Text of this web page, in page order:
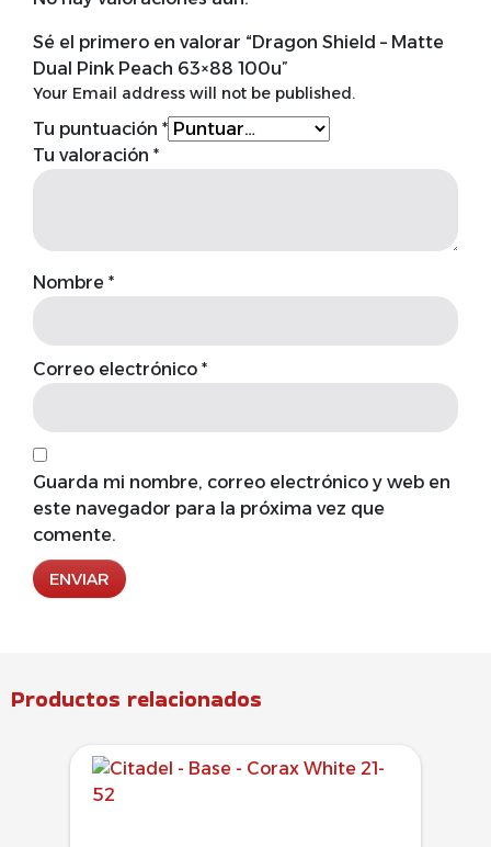
Sé el primero en valorar “Dragon Shield – Matte
Dual Pink Peach 63×88 100u”
Your Email address will not be published.
Tu puntuación *
Tu valoración *
Nombre *
Correo electrónico *
Guarda mi nombre, correo electrónico y web en
este navegador para la próxima vez que
comente.
Productos relacionados